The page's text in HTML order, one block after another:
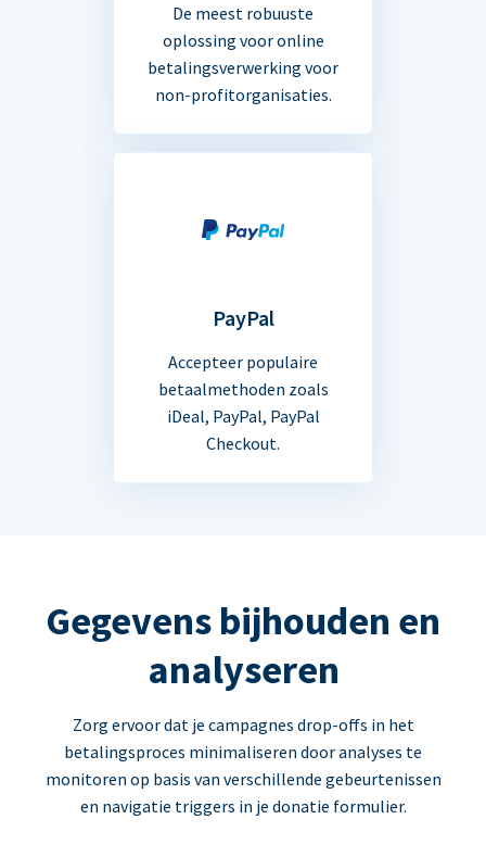
De meest robuuste
oplossing voor online
betalingsverwerking voor
non-profitorganisaties.
PayPal
Accepteer populaire
betaalmethoden zoals
iDeal, PayPal, PayPal
Checkout.
Gegevens bijhouden en
analyseren
Zorg ervoor dat je campagnes drop-offs in het
betalingsproces minimaliseren door analyses te
monitoren op basis van verschillende gebeurtenissen
en navigatie triggers in je donatie formulier.